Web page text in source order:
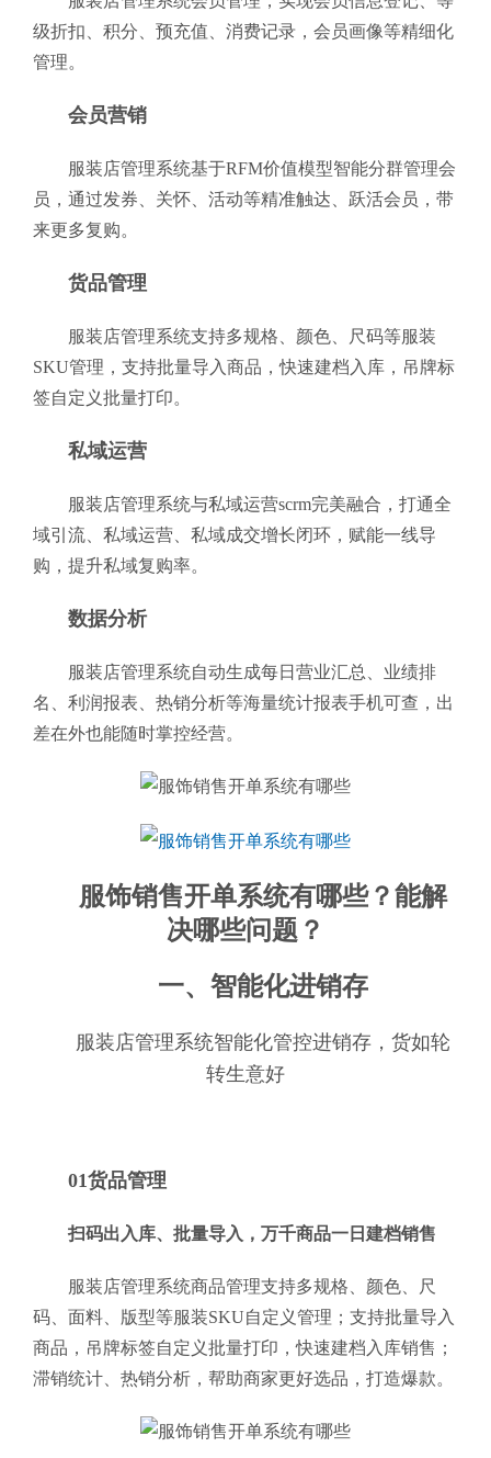
级折扣、积分、预充值、消费记录，会员画像等精细化
管理。
会员营销
服装店管理系统基于RFM价值模型智能分群管理会
员，通过发券、关怀、活动等精准触达、跃活会员，带
来更多复购。
货品管理
服装店管理系统支持多规格、颜色、尺码等服装
SKU管理，支持批量导入商品，快速建档入库，吊牌标
签自定义批量打印。
私域运营
服装店管理系统与私域运营scrm完美融合，打通全
域引流、私域运营、私域成交增长闭环，赋能一线导
购，提升私域复购率。
数据分析
服装店管理系统自动生成每日营业汇总、业绩排
名、利润报表、热销分析等海量统计报表手机可查，出
差在外也能随时掌控经营。
服饰销售开单系统有哪些？能解
决哪些问题？
一、智能化进销存
服装店管理系统智能化管控进销存，货如轮
转生意好
01货品管理
扫码出入库、批量导入，万千商品一日建档销售
服装店管理系统商品管理支持多规格、颜色、尺
码、面料、版型等服装SKU自定义管理；支持批量导入
商品，吊牌标签自定义批量打印，快速建档入库销售；
滞销统计、热销分析，帮助商家更好选品，打造爆款。